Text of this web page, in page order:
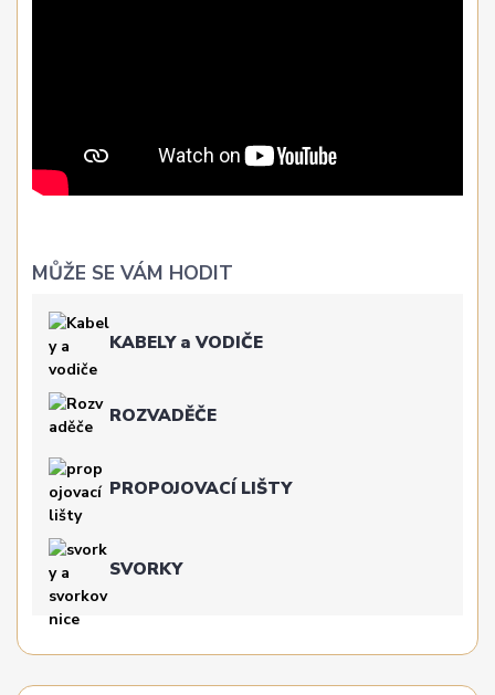
MŮŽE SE VÁM HODIT
KABELY a VODIČE
ROZVADĚČE
PROPOJOVACÍ LIŠTY
SVORKY